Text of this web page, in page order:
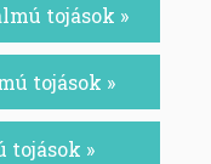
tojások »
tojások »
tojások »